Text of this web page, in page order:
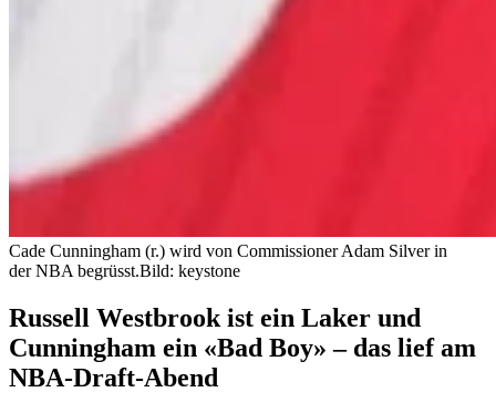
Cade Cunningham (r.) wird von Commissioner Adam Silver in
der NBA begrüsst.Bild: keystone
Russell Westbrook ist ein Laker und
Cunningham ein «Bad Boy» – das lief am
NBA-Draft-Abend